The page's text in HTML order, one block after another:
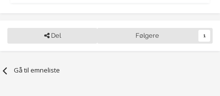
Del Følgere 1
Gå til emneliste